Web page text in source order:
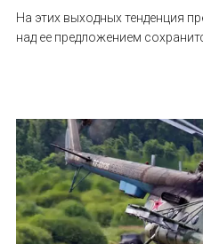
На этих выходных тенденция
над ее предложением